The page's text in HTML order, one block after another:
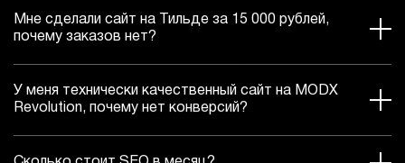
Мне сделали сайт на Тильде за 15 000 рублей,
почему заказов нет?
У меня технически качественный сайт на MODX
Revolution, почему нет конверсий?